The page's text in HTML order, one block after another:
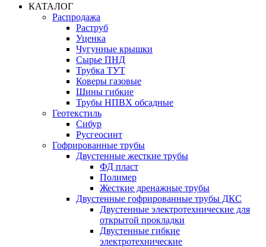
КАТАЛОГ
Распродажа
Раструб
Уценка
Чугунные крышки
Сырье ПНД
Трубка ТУТ
Коверы газовые
Шины гибкие
Трубы НПВХ обсадные
Геотекстиль
Сибур
Русгеосинт
Гофрированные трубы
Двустенные жесткие трубы
ФД пласт
Полимер
Жесткие дренажные трубы
Двустенные гофрированные трубы ДКС
Двустенные электротехнические для
открытой прокладки
Двустенные гибкие
электротехнические